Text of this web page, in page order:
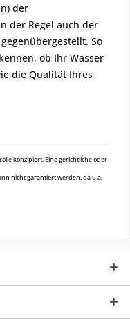
der
der Regel auch der
So
ob Ihr Wasser
die Qualität Ihres
konzipiert. Eine gerichtliche oder
nicht garantiert werden, da u.a.